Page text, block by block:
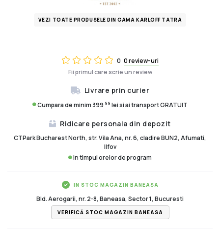
0 0 review-uri
Fii primul care scrie un review
Livrare prin curier
Cumpara de minim 399 99 lei si ai transport GRATUIT
Ridicare personala din depozit
CTPark Bucharest North, str. Vila Ana, nr. 6, cladire BUN2, Afumati,
Ilfov
In timpul orelor de program
IN STOC MAGAZIN BANEASA
Bld. Aerogarii, nr. 2-8, Baneasa, Sector 1, Bucuresti
VERIFICĂ STOC MAGAZIN BANEASA
VEZI TOATE PRODUSELE DIN GAMA KARLOFF TATRA